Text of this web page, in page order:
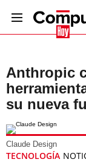
Anthropic
su nueva
Claude Design
TECNOLOGÍA